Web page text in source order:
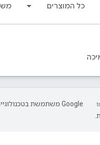
כל המוצרים